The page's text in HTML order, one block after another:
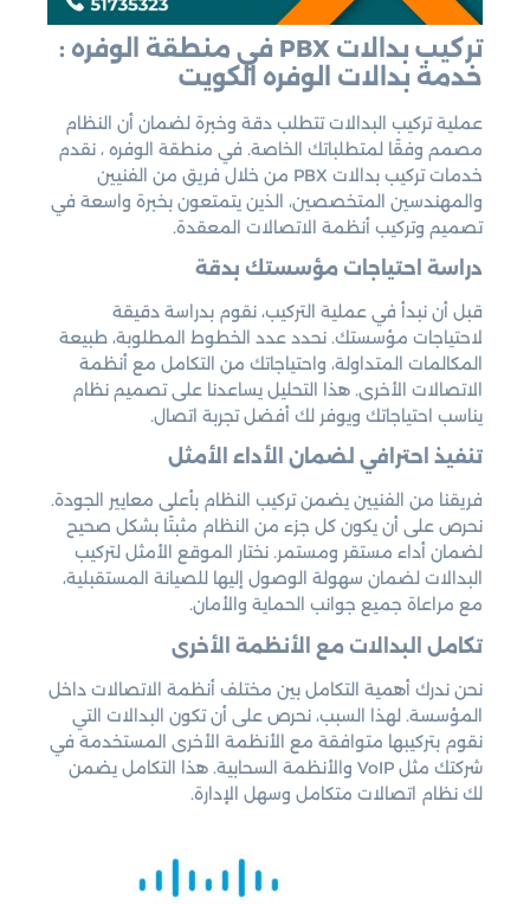
تركيب بدالات PBX في منطقة الوفره :
خدمة بدالات الوفره الكويت
عملية تركيب البدالات تتطلب دقة وخبرة لضمان أن النظام
مصمم وفقًا لمتطلباتك الخاصة. في منطقة الوفره ، نقدم
خدمات تركيب بدالات PBX من خلال فريق من الفنيين
والمهندسين المتخصصين، الذين يتمتعون بخبرة واسعة في
تصميم وتركيب أنظمة الاتصالات المعقدة.
دراسة احتياجات مؤسستك بدقة
قبل أن نبدأ في عملية التركيب، نقوم بدراسة دقيقة
لاحتياجات مؤسستك. نحدد عدد الخطوط المطلوبة، طبيعة
المكالمات المتداولة، واحتياجاتك من التكامل مع أنظمة
الاتصالات الأخرى. هذا التحليل يساعدنا على تصميم نظام
يناسب احتياجاتك ويوفر لك أفضل تجربة اتصال.
تنفيذ احترافي لضمان الأداء الأمثل
فريقنا من الفنيين يضمن تركيب النظام بأعلى معايير الجودة.
نحرص على أن يكون كل جزء من النظام مثبتًا بشكل صحيح
لضمان أداء مستقر ومستمر. نختار الموقع الأمثل لتركيب
البدالات لضمان سهولة الوصول إليها للصيانة المستقبلية،
مع مراعاة جميع جوانب الحماية والأمان.
تكامل البدالات مع الأنظمة الأخرى
نحن ندرك أهمية التكامل بين مختلف أنظمة الاتصالات داخل
المؤسسة. لهذا السبب، نحرص على أن تكون البدالات التي
نقوم بتركيبها متوافقة مع الأنظمة الأخرى المستخدمة في
شركتك مثل VoIP والأنظمة السحابية. هذا التكامل يضمن
لك نظام اتصالات متكامل وسهل الإدارة.